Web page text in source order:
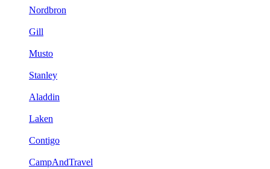
Nordbron
Gill
Musto
Stanley
Aladdin
Laken
Contigo
CampAndTravel